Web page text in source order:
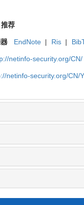
推荐
EndNote | Ris |
netinfo-security.org/CN/
netinfo-security.org/CN/